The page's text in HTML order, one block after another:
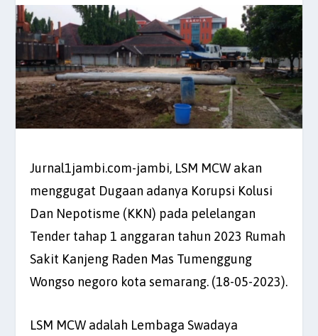
Jurnal1jambi.com-jambi, LSM MCW akan
menggugat Dugaan adanya Korupsi Kolusi
Dan Nepotisme (KKN) pada pelelangan
Tender tahap 1 anggaran tahun 2023 Rumah
Sakit Kanjeng Raden Mas Tumenggung
Wongso negoro kota semarang. (18-05-2023).
LSM MCW adalah Lembaga Swadaya